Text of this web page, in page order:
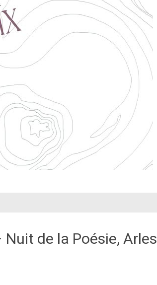
de la Poésie, Arles